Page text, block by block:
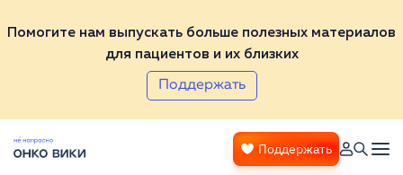
Помогите нам выпускать больше полезных материалов
для пациентов и их близких
Поддержать
Поддержать